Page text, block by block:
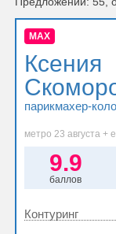
MAX
Ксения
парикмахер-
метро 23 августа +
9.9
баллов
Контуринг